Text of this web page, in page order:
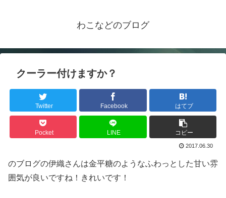
わこなどのブログ
クーラー付けますか？
Twitter Facebook はてブ
Pocket LINE コピー
2017.06.30
のブログの伊織さんは金平糖のようなふわっとした甘い雰
囲気が良いですね！きれいです！